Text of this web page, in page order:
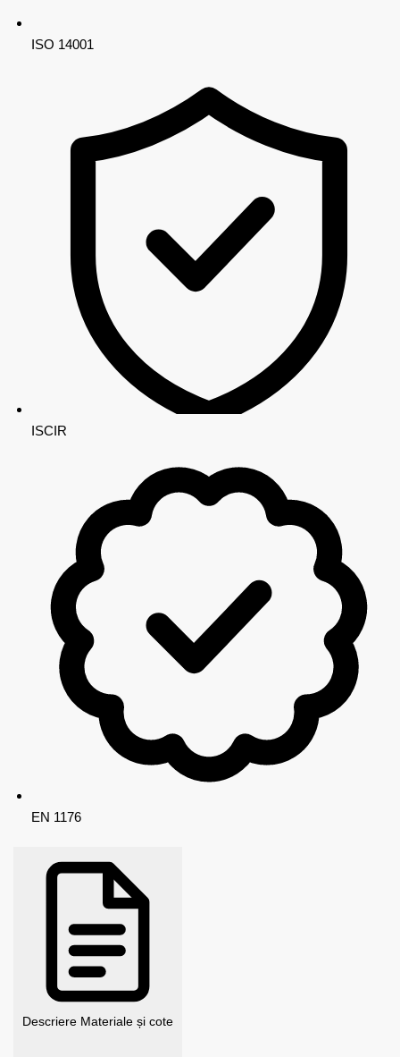
ISO 14001
ISCIR
EN 1176
Descriere Materiale și cote